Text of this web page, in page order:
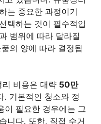
는 중요한 과정이기
택하는 것이 필수적입
범위에 따라 달라질
의 양에 따라 결정됩
비용은 대략 50만
. 기본적인 청소와 정
이 필요한 경우에는 그
니다. 또한, 직접 수거